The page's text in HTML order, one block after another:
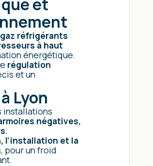
et
gaz réfrigérants
à haut
énergétique.
régulation
et un
Lyon
installations
négatives,
.
l’installation et la
pour un froid